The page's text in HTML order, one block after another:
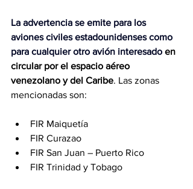
La advertencia se emite para los
aviones civiles estadounidenses como
para cualquier otro avión interesado en
circular por el espacio aéreo
venezolano y del Caribe. Las zonas
mencionadas son:
FIR Maiquetía
FIR Curazao
FIR San Juan – Puerto Rico
FIR Trinidad y Tobago